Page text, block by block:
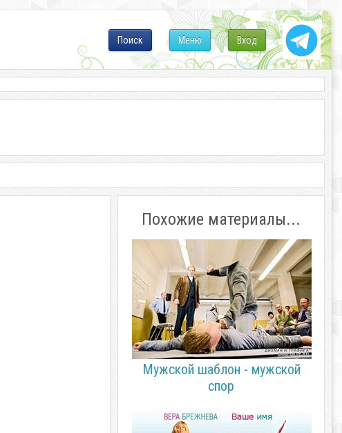
Вход
Меню
Поиск
Похожие материалы...
Мужской шаблон - мужской
спор